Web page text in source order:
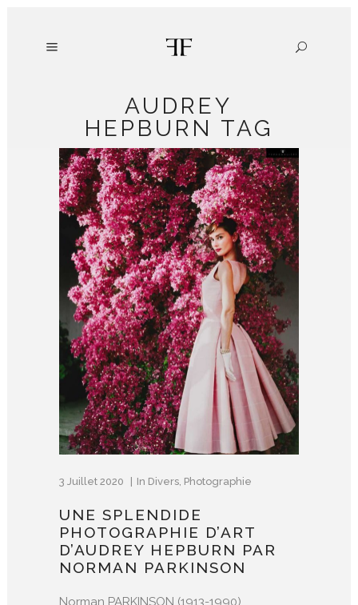
AUDREY
HEPBURN TAG
3 Juillet 2020 In Divers, Photographie
UNE SPLENDIDE
PHOTOGRAPHIE D’ART
D’AUDREY HEPBURN PAR
NORMAN PARKINSON